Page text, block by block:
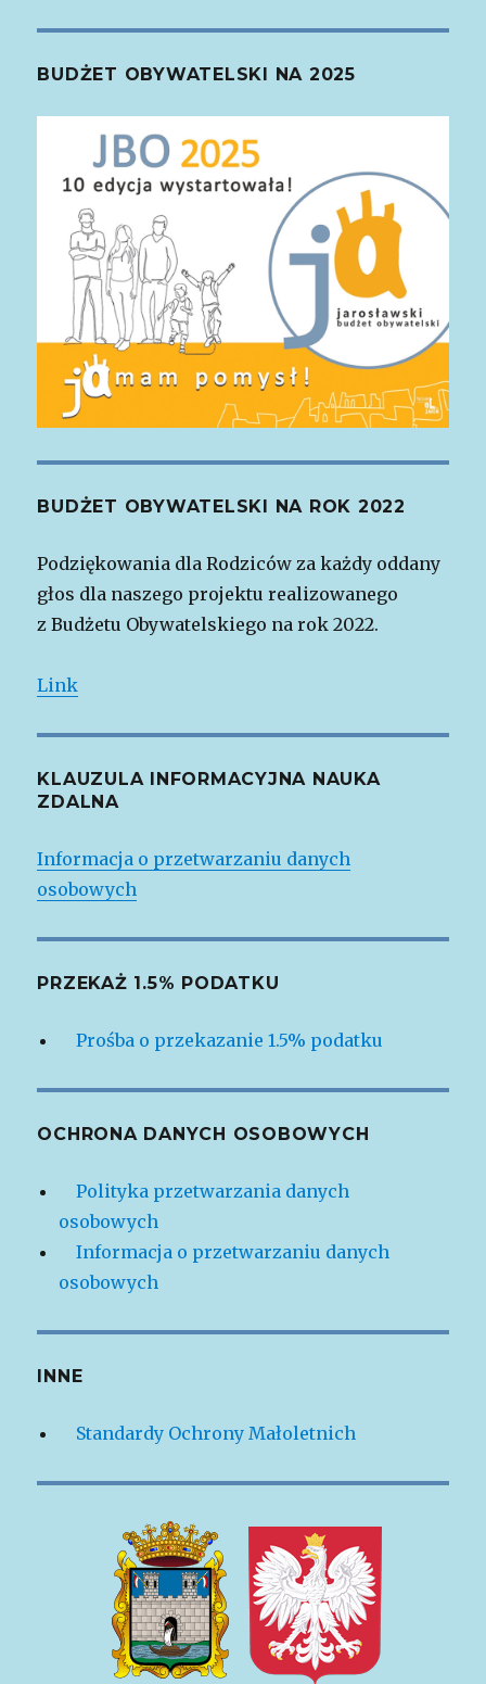
BUDŻET OBYWATELSKI NA 2025
BUDŻET OBYWATELSKI NA ROK 2022
Podziękowania dla Rodziców za każdy oddany
głos dla naszego projektu realizowanego
z Budżetu Obywatelskiego na rok 2022.
Link
KLAUZULA INFORMACYJNA NAUKA
ZDALNA
Informacja o przetwarzaniu danych
osobowych
PRZEKAŻ 1.5% PODATKU
Prośba o przekazanie 1.5% podatku
OCHRONA DANYCH OSOBOWYCH
Polityka przetwarzania danych
osobowych
Informacja o przetwarzaniu danych
osobowych
INNE
Standardy Ochrony Małoletnich